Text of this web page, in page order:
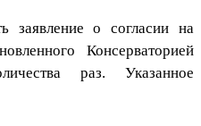
заявление о согласии на
Консерваторией
раз. Указанное